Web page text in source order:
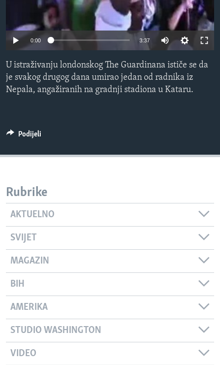
MAGAZIN
O GLASU AMERIKE
Learning English
PRATITE NAS
0:00 3:37
U istraživanju londonskog The Guardinana ističe se da
je svakog drugog dana umirao jedan od radnika iz
Nepala, angažiranih na gradnji stadiona u Kataru.
Podijeli
Rubrike
AKTUELNO
SVIJET
MAGAZIN
BIH
AMERIKA
STUDIO WASHINGTON
VIDEO